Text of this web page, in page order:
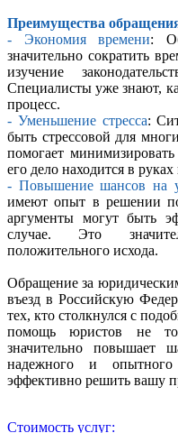
Преимущества
- Экономия времени:
значительно сократить
изучение
Специалисты уже знают,
процесс.
- Уменьшение стресса:
быть стрессовой для
помогает
его дело находится в
- Повышение шансов на
имеют опыт в решении
аргументы могут быть
случае. Это
положительного исхода.
Обращение за
въезд в Российскую
тех, кто столкнулся с
помощь юристов не
значительно повышает
надежного и опытного
эффективно решить вашу
Стоимость услуг: